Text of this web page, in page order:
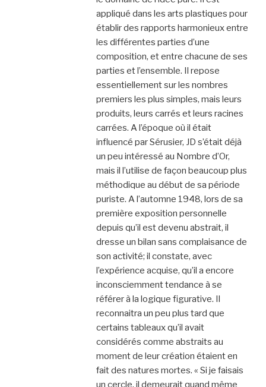
appliqué dans les arts plastiques pour
établir des rapports harmonieux entre
les différentes parties d’une
composition, et entre chacune de ses
parties et l’ensemble. Il repose
essentiellement sur les nombres
premiers les plus simples, mais leurs
produits, leurs carrés et leurs racines
carrées. A l’époque où il était
influencé par Sérusier, JD s’était déjà
un peu intéressé au Nombre d’Or,
mais il l’utilise de façon beaucoup plus
méthodique au début de sa période
puriste. A l’automne 1948, lors de sa
première exposition personnelle
depuis qu’il est devenu abstrait, il
dresse un bilan sans complaisance de
son activité; il constate, avec
l’expérience acquise, qu’il a encore
inconsciemment tendance à se
référer à la logique figurative. Il
reconnaitra un peu plus tard que
certains tableaux qu’il avait
considérés comme abstraits au
moment de leur création étaient en
fait des natures mortes. « Si je faisais
un cercle, il demeurait quand même